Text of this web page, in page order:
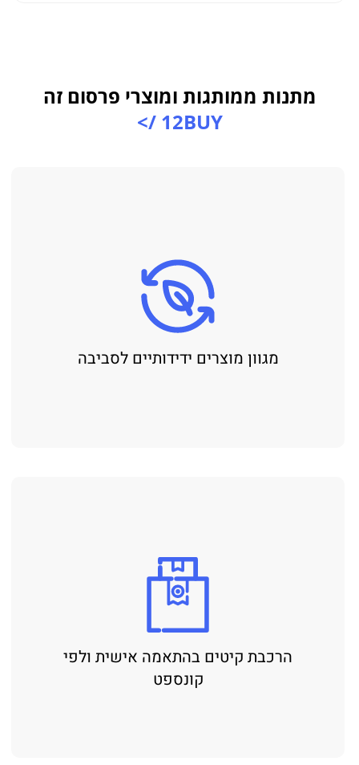
מתנות ממותגות ומוצרי פרסום זה
12BUY />
מגוון מוצרים ידידותיים לסביבה
הרכבת קיטים בהתאמה אישית ולפי
קונספט